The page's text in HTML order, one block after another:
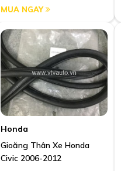
MUA NGAY
Honda
Gioăng Thân Xe Honda
Civic 2006-2012